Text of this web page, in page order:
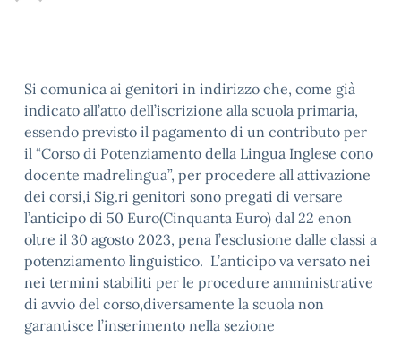
Si comunica ai genitori in indirizzo che, come già
indicato all’atto dell’iscrizione alla scuola primaria,
essendo previsto il pagamento di un contributo per
il “Corso di Potenziamento della Lingua Inglese cono
docente madrelingua”, per procedere all attivazione
dei corsi,i Sig.ri genitori sono pregati di versare
l’anticipo di 50 Euro(Cinquanta Euro) dal 22 enon
oltre il 30 agosto 2023, pena l’esclusione dalle classi a
potenziamento linguistico. L’anticipo va versato nei
nei termini stabiliti per le procedure amministrative
di avvio del corso,diversamente la scuola non
garantisce l’inserimento nella sezione